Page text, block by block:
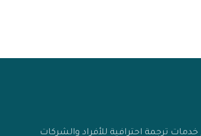
ترجمة احترافية للأفراد والشركات